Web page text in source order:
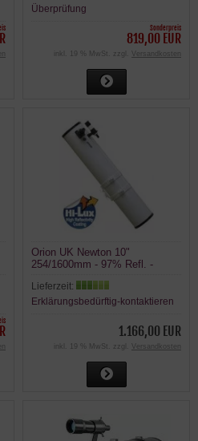
Überprüfung
Sonderpreis
819,00 EUR
inkl. 19 % MwSt. zzgl. Versandkosten
Orion UK Newton 10"
254/1600mm - 97% Refl. -
Lieferzeit:
Erklärungsbedürftig-kontaktieren
1.166,00 EUR
inkl. 19 % MwSt. zzgl. Versandkosten